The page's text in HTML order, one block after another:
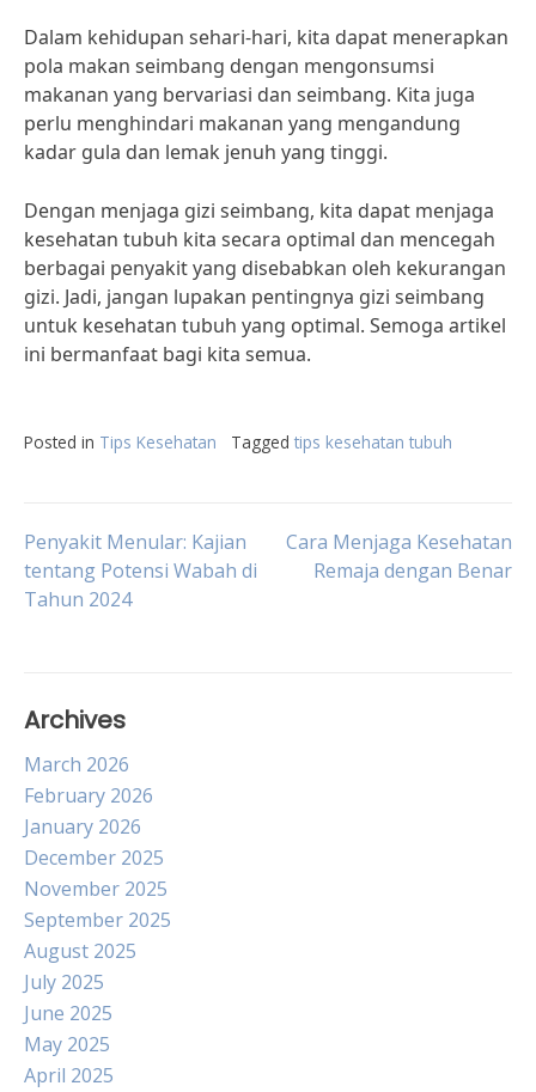
Dalam kehidupan sehari-hari, kita dapat menerapkan
pola makan seimbang dengan mengonsumsi
makanan yang bervariasi dan seimbang. Kita juga
perlu menghindari makanan yang mengandung
kadar gula dan lemak jenuh yang tinggi.
Dengan menjaga gizi seimbang, kita dapat menjaga
kesehatan tubuh kita secara optimal dan mencegah
berbagai penyakit yang disebabkan oleh kekurangan
gizi. Jadi, jangan lupakan pentingnya gizi seimbang
untuk kesehatan tubuh yang optimal. Semoga artikel
ini bermanfaat bagi kita semua.
Posted in Tips Kesehatan Tagged tips kesehatan tubuh
Post
navigation
Penyakit Menular: Kajian
tentang Potensi Wabah di
Tahun 2024
Cara Menjaga Kesehatan
Remaja dengan Benar
Archives
March 2026
February 2026
January 2026
December 2025
November 2025
September 2025
August 2025
July 2025
June 2025
May 2025
April 2025